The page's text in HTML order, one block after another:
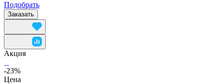
Подобрать
Заказать
Акция
-23%
Цена